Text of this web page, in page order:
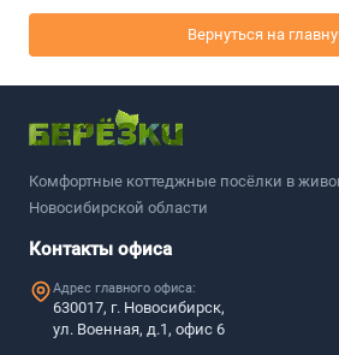
Вернуться на
Комфортные коттеджные посёлки в
Новосибирской области
Контакты офиса
Адрес главного офиса:
630017, г. Новосибирск,
ул. Военная, д.1, офис 6